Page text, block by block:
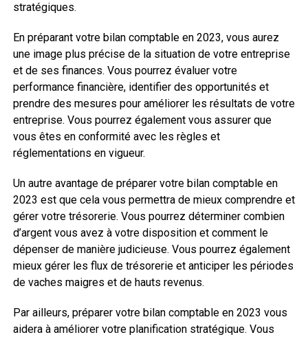
stratégiques.
En préparant votre bilan comptable en 2023, vous aurez
une image plus précise de la situation de votre entreprise
et de ses finances. Vous pourrez évaluer votre
performance financière, identifier des opportunités et
prendre des mesures pour améliorer les résultats de votre
entreprise. Vous pourrez également vous assurer que
vous êtes en conformité avec les règles et
réglementations en vigueur.
Un autre avantage de préparer votre bilan comptable en
2023 est que cela vous permettra de mieux comprendre et
gérer votre trésorerie. Vous pourrez déterminer combien
d’argent vous avez à votre disposition et comment le
dépenser de manière judicieuse. Vous pourrez également
mieux gérer les flux de trésorerie et anticiper les périodes
de vaches maigres et de hauts revenus.
Par ailleurs, préparer votre bilan comptable en 2023 vous
aidera à améliorer votre planification stratégique. Vous